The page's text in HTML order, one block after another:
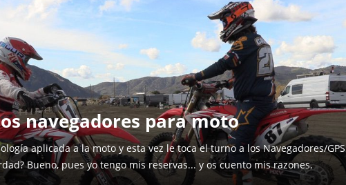
navegadores para moto
aplicada a la moto y esta vez le toca el turno a los Navegadores/GPS
Bueno, pues yo tengo mis reservas... y os cuento mis razones.